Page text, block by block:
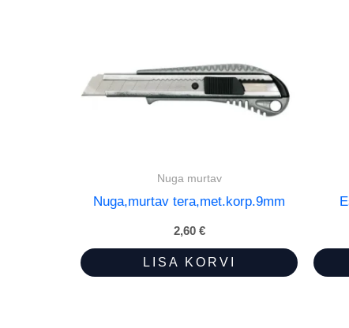
Nuga murtav
Nuga,murtav tera,met.korp.9mm
2,60 €
LISA KORVI